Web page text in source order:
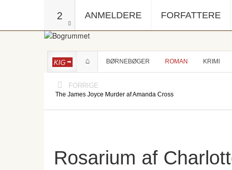
2 ANMELDERE FORFATTERE
KIG BØRNEBØGER ROMAN KRIMI
FORRIGE
The James Joyce Murder af Amanda Cross
Rosarium af